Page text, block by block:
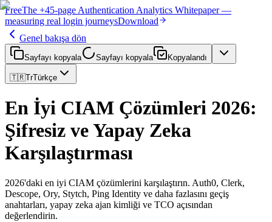
FreeThe +45-page Authentication Analytics Whitepaper —
measuring real login journeysDownload
Genel bakışa dön
Sayfayı kopyala Sayfayı kopyala Kopyalandı
🇹🇷TrTürkçe
En İyi CIAM Çözümleri 2026:
Şifresiz ve Yapay Zeka
Karşılaştırması
2026'daki en iyi CIAM çözümlerini karşılaştırın. Auth0, Clerk,
Descope, Ory, Stytch, Ping Identity ve daha fazlasını geçiş
anahtarları, yapay zeka ajan kimliği ve TCO açısından
değerlendirin.